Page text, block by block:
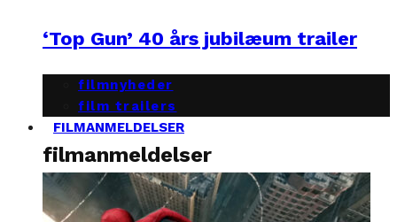
‘Top Gun’ 40 års jubilæum trailer
filmnyheder
film trailers
FILMANMELDELSER
filmanmeldelser